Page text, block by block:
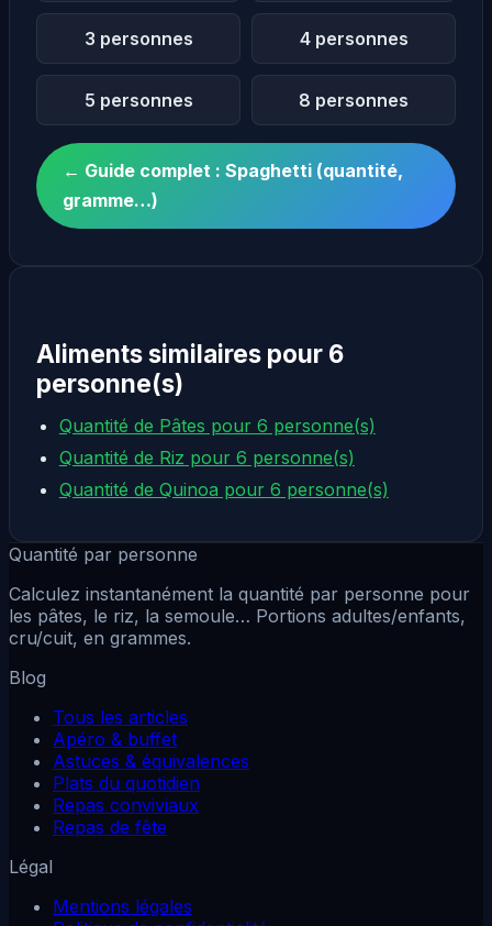
3 personnes 4 personnes
5 personnes 8 personnes
← Guide complet : Spaghetti (quantité,
gramme…)
Aliments similaires pour 6
personne(s)
Quantité de Pâtes pour 6 personne(s)
Quantité de Riz pour 6 personne(s)
Quantité de Quinoa pour 6 personne(s)
Quantité par personne
Calculez instantanément la quantité par personne pour
les pâtes, le riz, la semoule… Portions adultes/enfants,
cru/cuit, en grammes.
Blog
Tous les articles
Apéro & buffet
Astuces & équivalences
Plats du quotidien
Repas conviviaux
Repas de fête
Légal
Mentions légales